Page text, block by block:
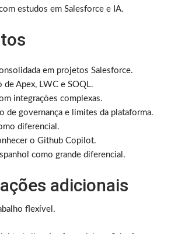
estudos em Salesforce e IA.
em projetos Salesforce.
de Apex, LWC e SOQL.
integrações complexas.
de governança e limites da plataforma.
diferencial.
o Github Copilot.
como grande diferencial.
adicionais
flexível.